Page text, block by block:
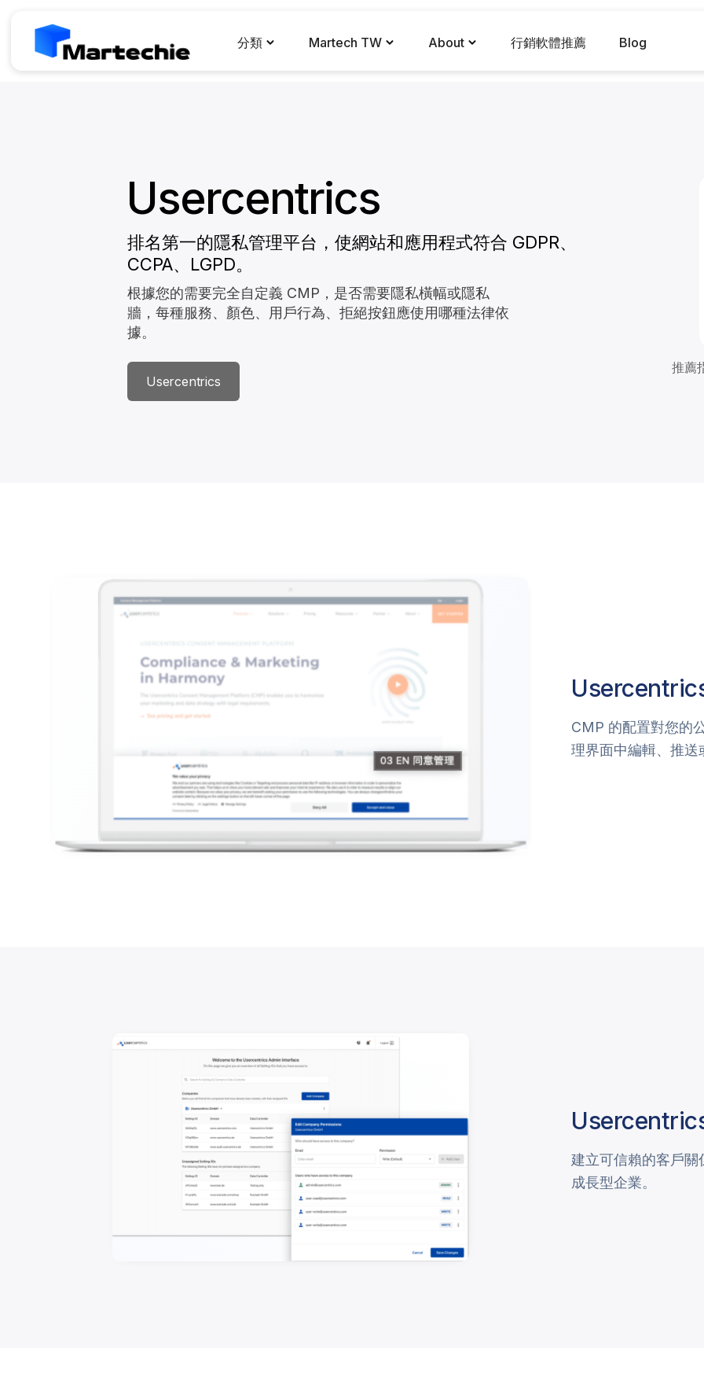
分類 Martech TW About 行銷軟體推薦 Blog
Usercentrics
排名第一的隱私管理平台，使網站和應用程式符合 GDPR、
CCPA、LGPD。
根據您的需要完全自定義 CMP，是否需要隱私橫幅或隱私
牆，每種服務、顏色、用戶行為、拒絕按鈕應使用哪種法律依
據。
Usercentrics
推薦
CMP 的配置對您的
理界面中編輯、推送
建立可信賴的客戶
成長型企業。